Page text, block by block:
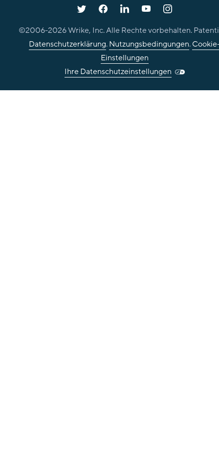
©2006-2026Wrike, Inc. Alle Rechte vorbehalten.
Datenschutzerklärung.Nutzungsbedingungen.
Einstellungen
Ihre Datenschutzeinstellungen